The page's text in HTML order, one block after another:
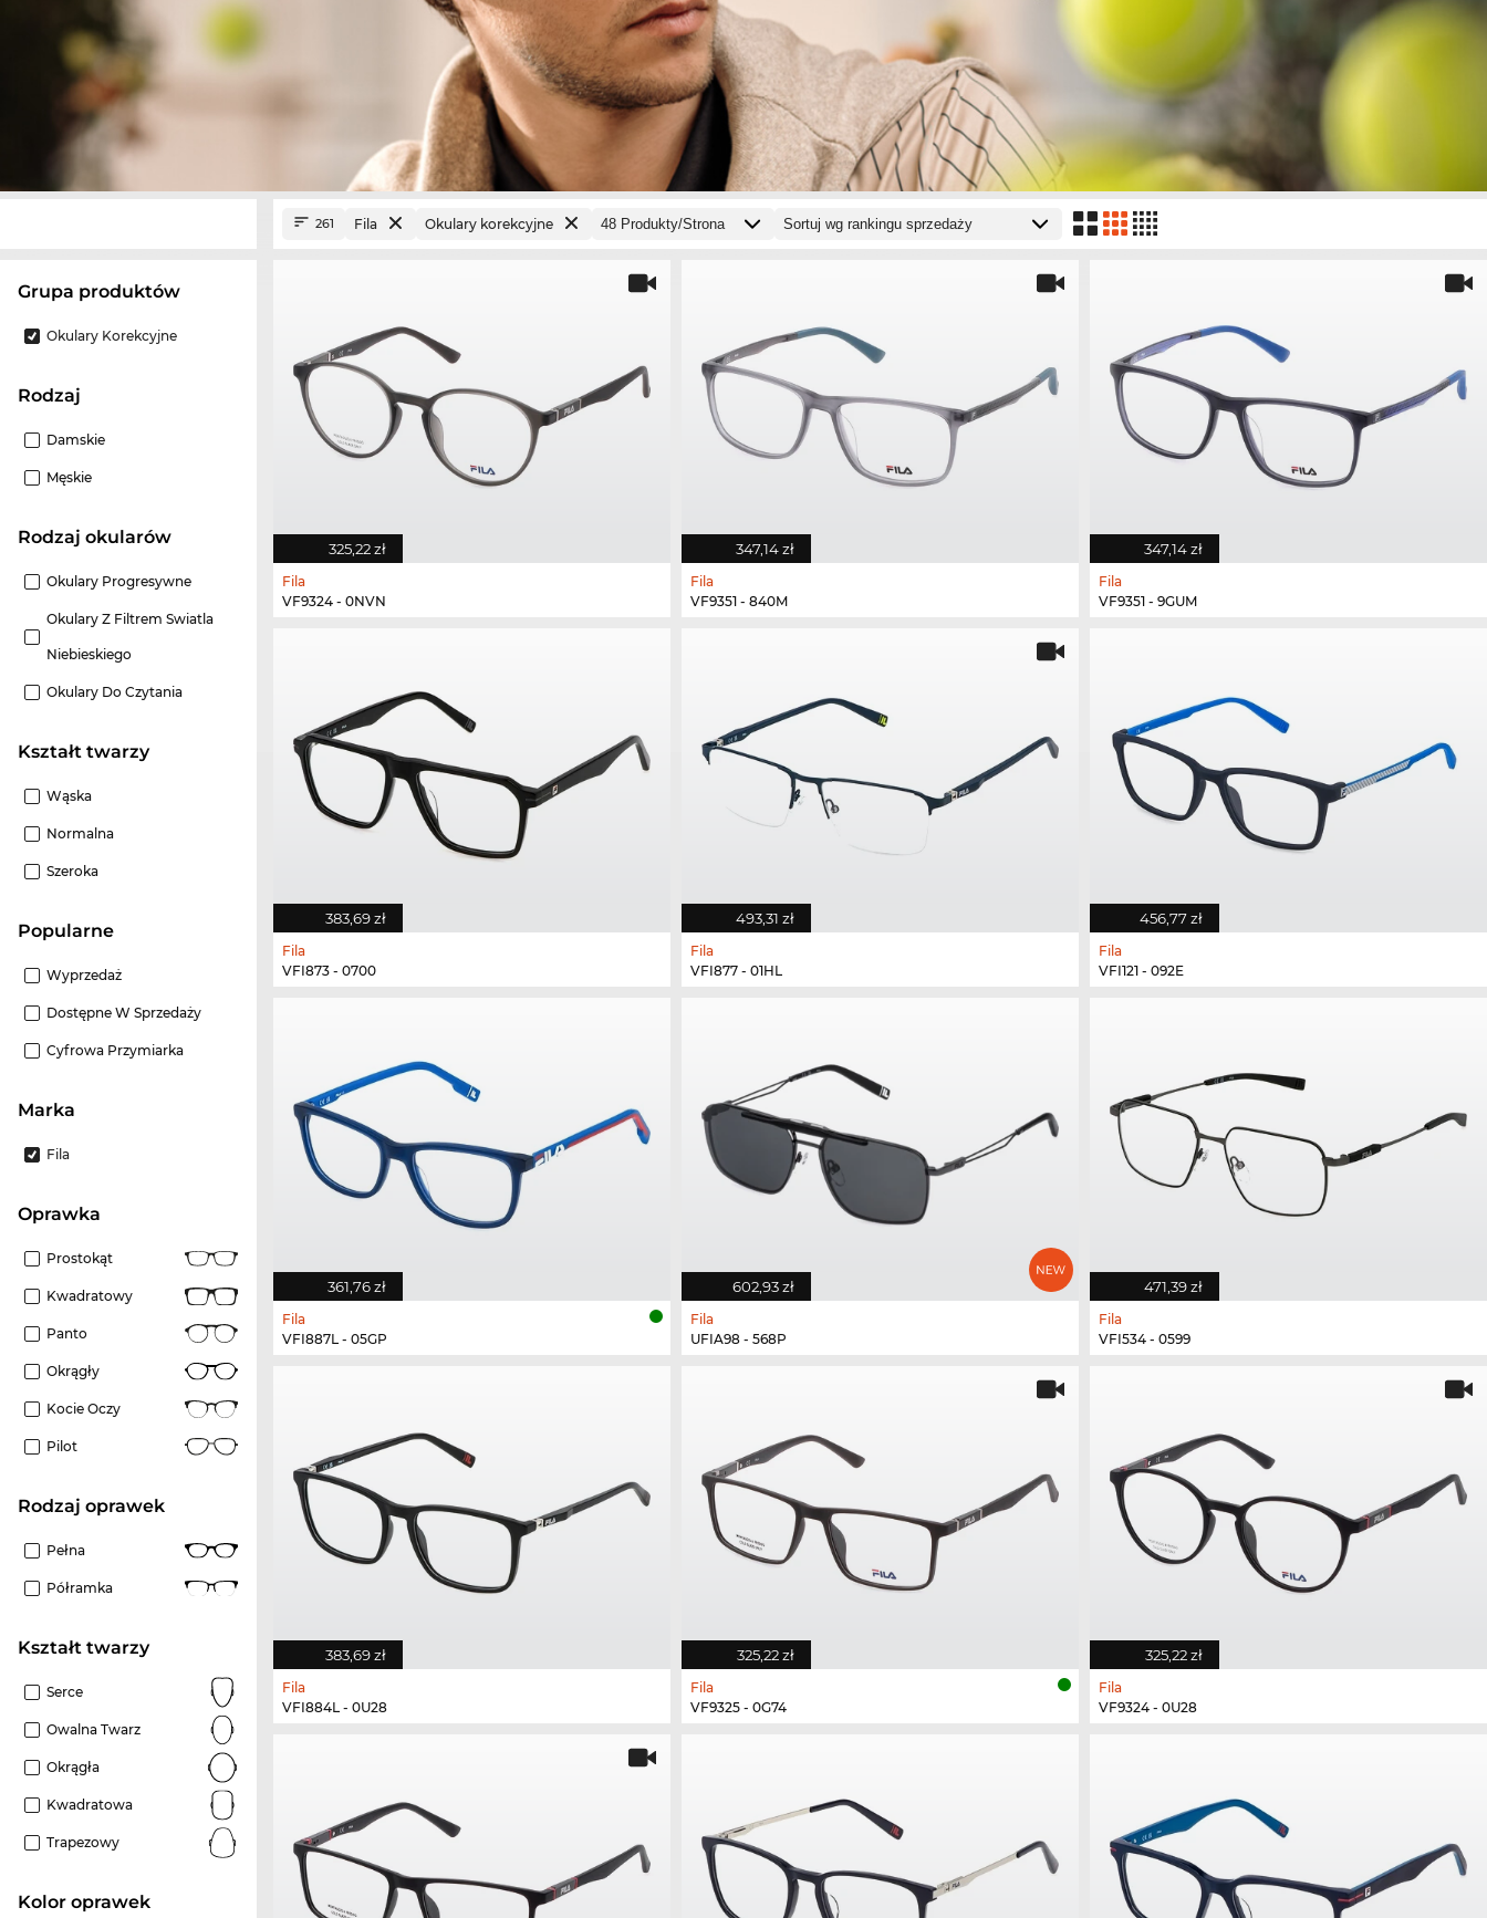
grupa produktów
Okulary Korekcyjne
Rodzaj
Damskie
Męskie
Rodzaj okularów
Okulary Progresywne
Okulary Z Filtrem Swiatla
Niebieskiego
Okulary Do Czytania
Kształt twarzy
Wąska
Normalna
Szeroka
Popularne
Wyprzedaż
Dostępne W Sprzedaży
Cyfrowa Przymiarka
Marka
Fila
oprawka
Prostokąt
Kwadratowy
Panto
Okrągły
Kocie Oczy
Pilot
rodzaj oprawek
Pełna
Półramka
kształt twarzy
Serce
Owalna Twarz
Okrągła
Kwadratowa
Trapezowy
kolor oprawek
261 Fila Okulary korekcyjne
325,22 zł
Fila
VF9324 - 0NVN
347,14 zł
Fila
VF9351 - 840M
347,14 zł
Fila
VF9351 - 9GUM
383,69 zł
Fila
VFI873 - 0700
493,31 zł
Fila
VFI877 - 01HL
456,77 zł
Fila
VFI121 - 092E
361,76 zł
Fila
VFI887L - 05GP
602,93 zł
Fila
UFIA98 - 568P
471,39 zł
Fila
VFI534 - 0599
383,69 zł
Fila
VFI884L - 0U28
325,22 zł
Fila
VF9325 - 0G74
325,22 zł
Fila
VF9324 - 0U28